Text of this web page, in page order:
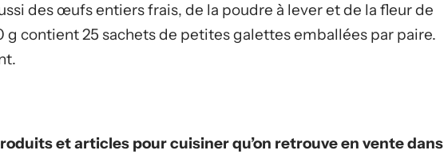
des œufs entiers frais, de la poudre à lever et de la fleur de
g contient 25 sachets de petites galettes emballées par paire.
et articles pour cuisiner qu’on retrouve en vente dans